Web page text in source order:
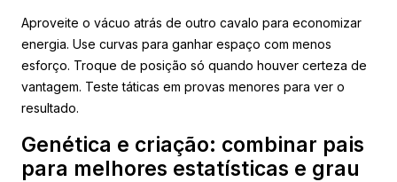
Aproveite o vácuo atrás de outro cavalo para economizar
energia. Use curvas para ganhar espaço com menos
esforço. Troque de posição só quando houver certeza de
vantagem. Teste táticas em provas menores para ver o
resultado.
Genética e criação: combinar pais
para melhores estatísticas e grau